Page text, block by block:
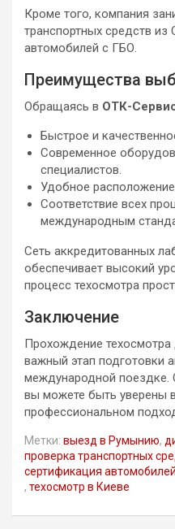
Кроме того, компания
транспортных средств
автомобилей с ГБО.
Преимущества
Обращаясь в ОТК-
Быстрое и
Современное
специалистов.
Удобное
Соответствие всех
международным
Сеть аккредитованных
обеспечивает высокий
процесс техосмотра
Заключение
Прохождение
важный этап подготовки
международной поездке.
вы можете быть уверены
профессиональном
Метки: выезд в Румынию,
проверка транспортных
сертификация автомобилей
, техосмотр в Киеве